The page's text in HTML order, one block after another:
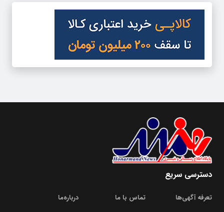
دسترسی سریع
تعرفه آگهی‌ها تماس با ما درباره‌‌ما